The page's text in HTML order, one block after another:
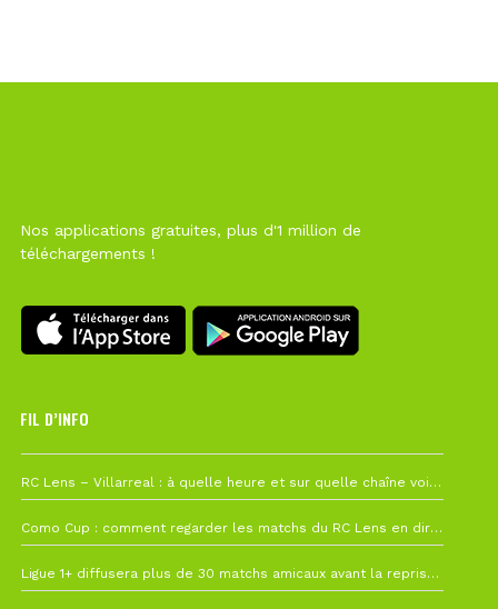
Nos applications gratuites, plus d'1 million de
téléchargements !
FIL D’INFO
RC Lens – Villarreal : à quelle heure et sur quelle chaîne voir la finale de la Como Cup ?
Como Cup : comment regarder les matchs du RC Lens en direct ?
Ligue 1+ diffusera plus de 30 matchs amicaux avant la reprise de la Ligue 1